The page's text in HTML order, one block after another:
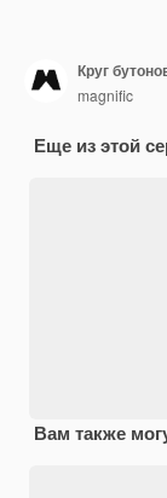
Круг
magnific
Еще из этой
Вам также